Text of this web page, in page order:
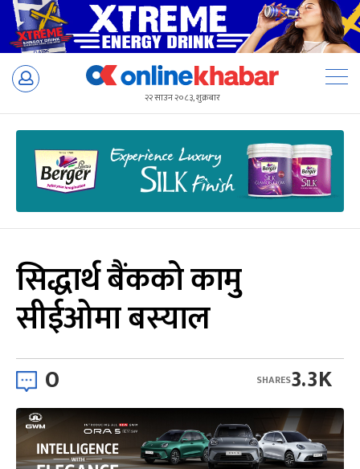
Skip
२२ साउन २०८३, शुक्रबार
सिद्धार्थ बैंकको कामु
सीईओमा बस्याल
0 3.3K
SHARES